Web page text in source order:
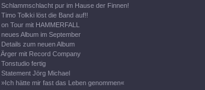
Schlammschlacht pur im Hause der Finnen!
Timo Tolkki löst die Band auf!!
on Tour mit HAMMERFALL
neues Album im September
Details zum neuen Album
Ärger mit Record Company
Tonstudio fertig
Statement Jörg Michael
»Ich hätte mir fast das Leben genommen«